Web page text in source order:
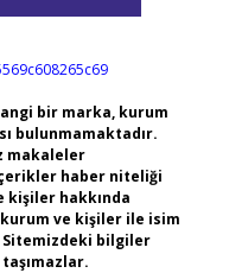
bir marka, kurum
bulunmamaktadır.
makaleler
haber niteliği
kişiler hakkında
kurum ve kişiler ile isim
bilgiler